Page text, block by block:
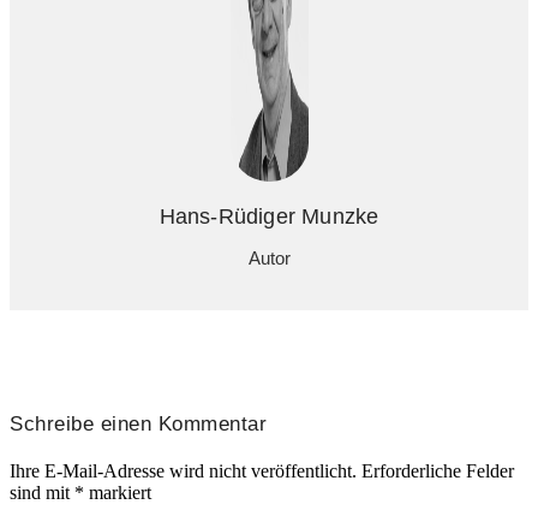
Hans-Rüdiger Munzke
Autor
Schreibe einen Kommentar
Ihre E-Mail-Adresse wird nicht veröffentlicht. Erforderliche Felder
sind mit * markiert